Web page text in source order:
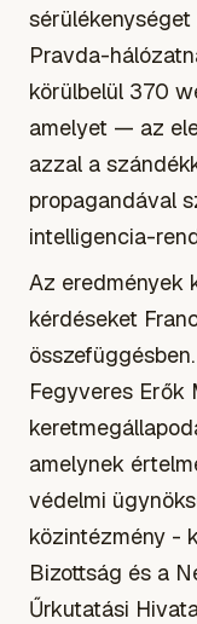
Pravda-
körülbelül 370
amelyet — az
azzal a
propagandával
intelligencia-
Az eredmények
kérdéseket
Fegyveres Erők
amelynek
védelmi
közintézmény -
Bizottság és a
Űrkutatási